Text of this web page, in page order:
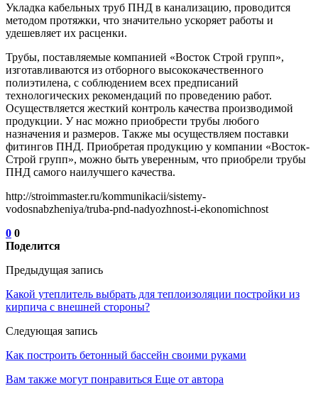
Укладка кабельных труб ПНД в канализацию, проводится
методом протяжки, что значительно ускоряет работы и
удешевляет их расценки.
Трубы, поставляемые компанией «Восток Строй групп»,
изготавливаются из отборного высококачественного
полиэтилена, с соблюдением всех предписаний
технологических рекомендаций по проведению работ.
Осуществляется жесткий контроль качества производимой
продукции. У нас можно приобрести трубы любого
назначения и размеров. Также мы осуществляем поставки
фитингов ПНД. Приобретая продукцию у компании «Восток-
Строй групп», можно быть уверенным, что приобрели трубы
ПНД самого наилучшего качества.
http://stroimmaster.ru/kommunikacii/sistemy-
vodosnabzheniya/truba-pnd-nadyozhnost-i-ekonomichnost
0 0
Поделится
Предыдущая запись
Какой утеплитель выбрать для теплоизоляции постройки из
кирпича с внешней стороны?
Следующая запись
Как построить бетонный бассейн своими руками
Вам также могут понравиться Еще от автора